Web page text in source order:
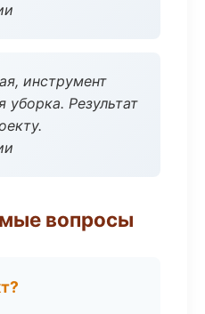
инструмент
уборка. Результат
вопросы